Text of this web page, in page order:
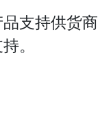
支持供货
。